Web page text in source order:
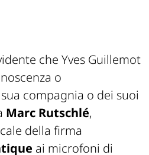
che Yves Guillemot
o
compagnia o dei suoi
Marc Rutschlé,
della firma
ai microfoni di